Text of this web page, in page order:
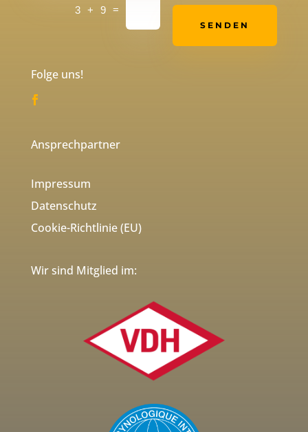
3 + 9 =
SENDEN
Alternative:
Folge uns!
Ansprechpartner
Impressum
Datenschutz
Cookie-Richtlinie (EU)
Wir sind Mitglied im: